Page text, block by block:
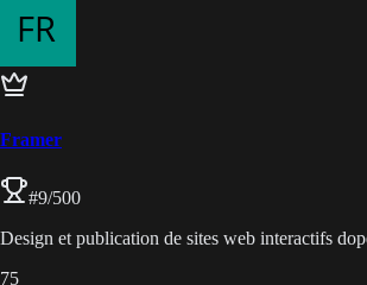
Framer
#9/500
Design et publication de sites web interactifs
75